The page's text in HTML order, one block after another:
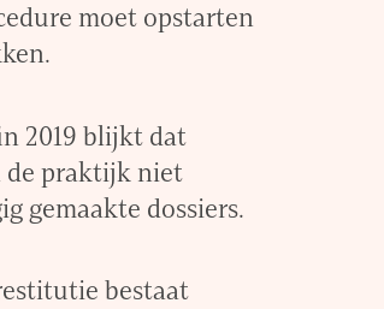
moet opstarten
2019 blijkt dat
de praktijk niet
gemaakte dossiers.
bestaat